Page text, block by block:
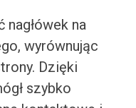
nagłówek na
wyrównując
Dzięki
szybko